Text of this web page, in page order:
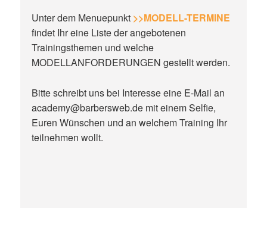
Unter dem Menuepunkt >>MODELL-TERMINE
findet Ihr eine Liste der angebotenen
Trainingsthemen und welche
MODELLANFORDERUNGEN gestellt werden.
Bitte schreibt uns bei Interesse eine E-Mail an
academy@barbersweb.de mit einem Selfie,
Euren Wünschen und an welchem Training Ihr
teilnehmen wollt.